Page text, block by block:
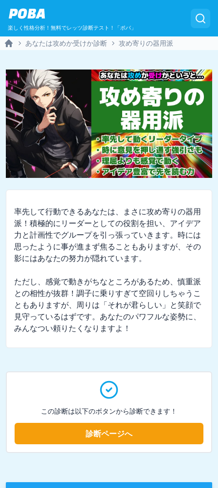
POBA
楽しく性格分析！無料でレッツ診断テスト！「ポバ」
あなたは攻めか受けか診断 攻め寄りの器用派
率先して行動できるあなたは、まさに攻め寄りの器用
派！積極的にリーダーとしての役割を担い、アイデア
力と計画性でグループを引っ張っていきます。時には
思ったように事が進まず焦ることもありますが、その
影にはあなたの努力が隠れています。
ただし、感覚で動きがちなところがあるため、慎重派
との相性が抜群！調子に乗りすぎて空回りしちゃうこ
ともありますが、周りは「それが君らしい」と笑顔で
見守っているはずです。あなたのパワフルな姿勢に、
みんなつい頼りたくなりますよ！
この診断は以下のボタンから診断できます！
診断ページへ